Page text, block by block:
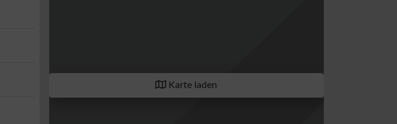
Karte laden